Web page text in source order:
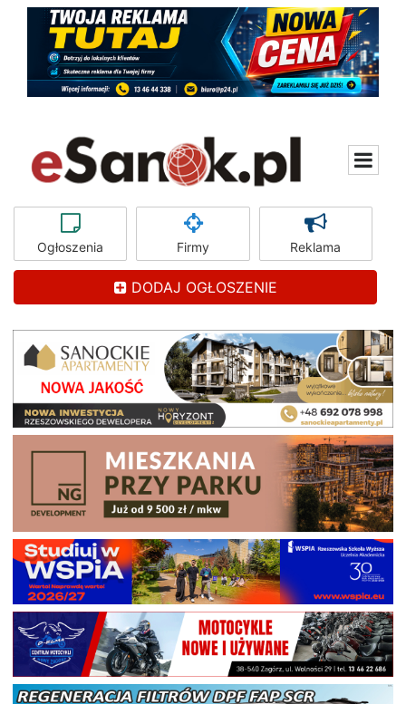
Ogłoszenia Firmy Reklama
DODAJ OGŁOSZENIE